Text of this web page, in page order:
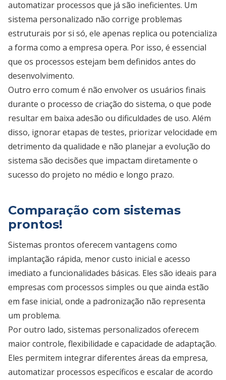
automatizar processos que já são ineficientes. Um
sistema personalizado não corrige problemas
estruturais por si só, ele apenas replica ou potencializa
a forma como a empresa opera. Por isso, é essencial
que os processos estejam bem definidos antes do
desenvolvimento.
Outro erro comum é não envolver os usuários finais
durante o processo de criação do sistema, o que pode
resultar em baixa adesão ou dificuldades de uso. Além
disso, ignorar etapas de testes, priorizar velocidade em
detrimento da qualidade e não planejar a evolução do
sistema são decisões que impactam diretamente o
sucesso do projeto no médio e longo prazo.
Comparação com sistemas
prontos!
Sistemas prontos oferecem vantagens como
implantação rápida, menor custo inicial e acesso
imediato a funcionalidades básicas. Eles são ideais para
empresas com processos simples ou que ainda estão
em fase inicial, onde a padronização não representa
um problema.
Por outro lado, sistemas personalizados oferecem
maior controle, flexibilidade e capacidade de adaptação.
Eles permitem integrar diferentes áreas da empresa,
automatizar processos específicos e escalar de acordo